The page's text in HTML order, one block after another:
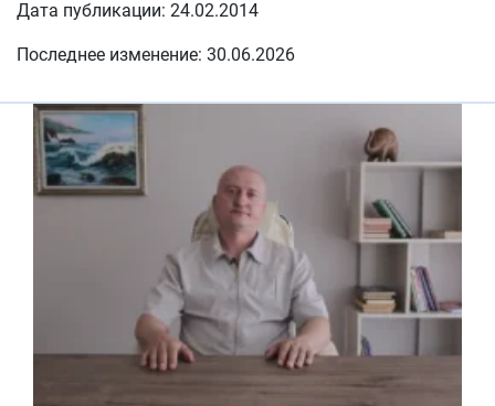
Дата публикации: 24.02.2014
Последнее изменение: 30.06.2026